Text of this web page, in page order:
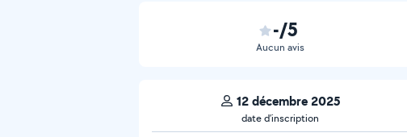
-/5
Aucun avis
12 décembre 2025
date d’inscription